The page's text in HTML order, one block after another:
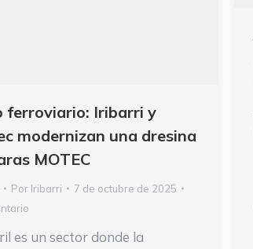
ferroviario: Iribarri y
modernizan una dresina
MOTEC
Por Iribarri
7 de octubre de 2025
es un sector donde la